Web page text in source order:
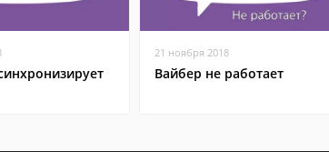
21 ноября 2018
Вайбер не работает